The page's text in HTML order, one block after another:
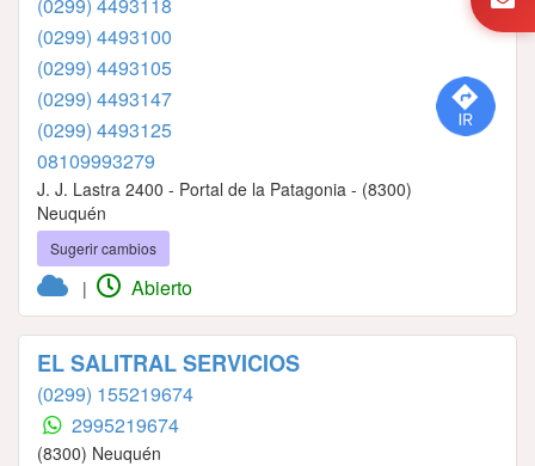
(0299) 4493100
(0299) 4493105
(0299) 4493147
(0299) 4493125
08109993279
J. J. Lastra 2400 - Portal de la Patagonia - (8300)
Neuquén
Sugerir cambios
| Abierto
EL SALITRAL SERVICIOS
(0299) 155219674
2995219674
(8300) Neuquén